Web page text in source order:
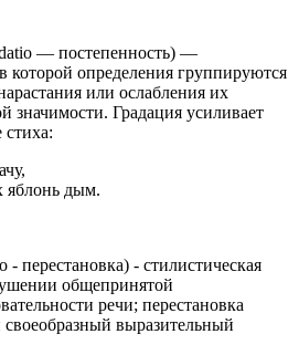
— постепенность) —
которой определения группируются
или ослабления их
значимости. Градация усиливает
стиха:
яблонь дым.
- перестановка) - стилистическая
общепринятой
речи; перестановка
своеобразный выразительный